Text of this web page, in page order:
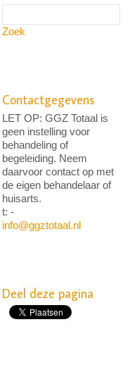
Zoek
Contactgegevens
LET OP: GGZ Totaal is
geen instelling voor
behandeling of
begeleiding. Neem
daarvoor contact op met
de eigen behandelaar of
huisarts.
t: -
info@ggztotaal.nl
Deel deze pagina